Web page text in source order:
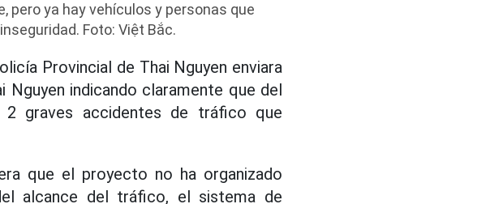
ya hay vehículos y personas que
Foto: Việt Bắc.
Provincial de Thai Nguyen enviara
indicando claramente que del
graves accidentes de tráfico que
que el proyecto no ha organizado
alcance del tráfico, el sistema de